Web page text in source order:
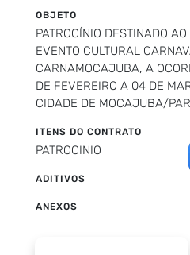
OBJETO
PATROCÍNIO DESTINADO
EVENTO CULTURAL
CARNAMOCAJUBA, A
DE FEVEREIRO A 04 DE
CIDADE DE MOCAJUBA/
ITENS DO CONTRATO
PATROCINIO
ADITIVOS
ANEXOS